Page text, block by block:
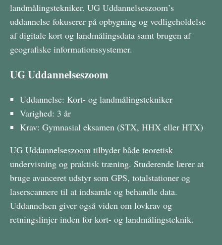
landmålingstekniker. UG Uddannelseszoom’s
uddannelse fokuserer på opbygning og vedligeholdelse
af digitale kort og landmålingsdata samt brugen af
geografiske informationssystemer.
UG Uddannelseszoom
Uddannelse: Kort- og landmålingstekniker
Varighed: 3 år
Krav: Gymnasial eksamen (STX, HHX eller HTX)
UG Uddannelseszoom tilbyder både teoretisk
undervisning og praktisk træning. Studerende lærer at
bruge avanceret udstyr som GPS, totalstationer og
laserscannere til at indsamle og behandle data.
Uddannelsen giver også viden om lovkrav og
retningslinjer inden for kort- og landmålingsteknik.